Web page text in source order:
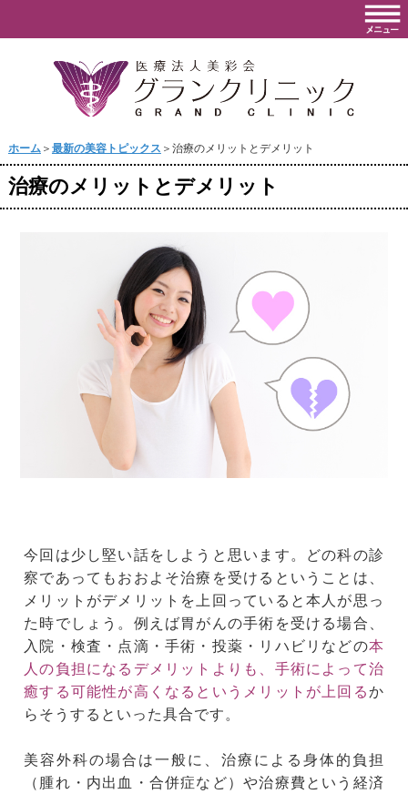
ホーム＞ 最新の美容トピックス ＞治療のメリットとデメリット
治療のメリットとデメリット
今回は少し堅い話をしようと思います。どの科の診
察であってもおおよそ治療を受けるということは、
メリットがデメリットを上回っていると本人が思っ
た時でしょう。例えば胃がんの手術を受ける場合、
入院・検査・点滴・手術・投薬・リハビリなどの本
人の負担になるデメリットよりも、手術によって治
癒する可能性が高くなるというメリットが上回るか
らそうするといった具合です。
美容外科の場合は一般に、治療による身体的負担
（腫れ・内出血・合併症など）や治療費という経済